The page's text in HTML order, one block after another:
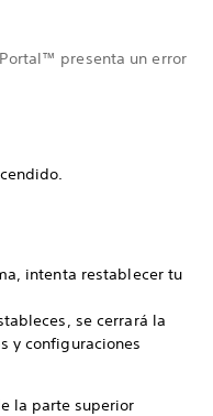
presenta un error
intenta restablecer tu
se cerrará la
y configuraciones
la parte superior